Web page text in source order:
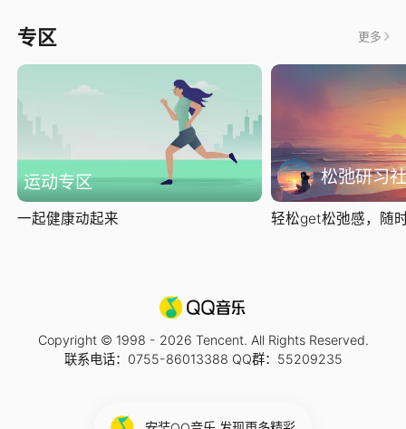
专区 更多
运动专区
一起健康动起来
松弛研习社
轻松get松弛感，随
Copyright © 1998 - 2026 Tencent. All Rights Reserved.
联系电话：0755-86013388 QQ群：55209235